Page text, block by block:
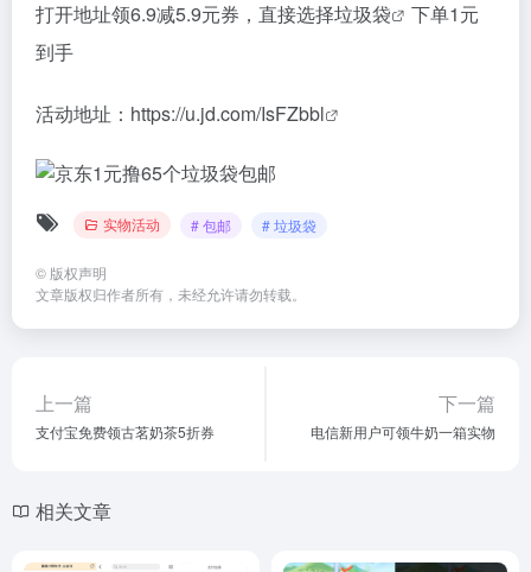
打开地址领6.9减5.9元券，直接选择垃圾袋
下单1元
到手
活动地址： https://u.jd.com/IsFZbbl
实物活动 # 包邮 # 垃圾袋
© 版权声明
文章版权归作者所有，未经允许请勿转载。
上一篇
支付宝免费领古茗奶茶5折券
下一篇
电信新用户可‮牛领‬奶一箱实物
相关文章